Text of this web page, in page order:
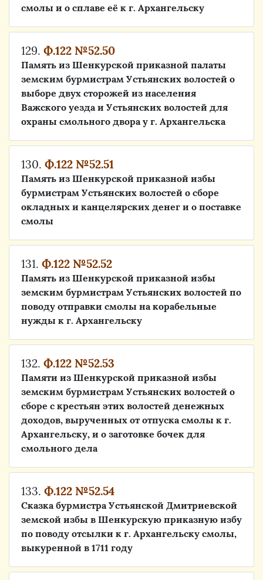
смолы и о сплаве её к г. Архангельску
129. Ф.122 №52.50
Память из Шенкурской приказной палаты
земским бурмистрам Устьянских волостей о
выборе двух сторожей из населения
Важского уезда и Устьянских волостей для
охраны смольного двора у г. Архангельска
130. Ф.122 №52.51
Память из Шенкурской приказной избы
бурмистрам Устьянских волостей о сборе
окладных и канцелярских денег и о поставке
смолы
131. Ф.122 №52.52
Память из Шенкурской приказной избы
земским бурмистрам Устьянских волостей по
поводу отправки смолы на корабельные
нужды к г. Архангельску
132. Ф.122 №52.53
Памяти из Шенкурской приказной избы
земским бурмистрам Устьянских волостей о
сборе с крестьян этих волостей денежных
доходов, вырученных от отпуска смолы к г.
Архангельску, и о заготовке бочек для
смольного дела
133. Ф.122 №52.54
Сказка бурмистра Устьянской Дмитриевской
земской избы в Шенкурскую приказную избу
по поводу отсылки к г. Архангельску смолы,
выкуренной в 1711 году